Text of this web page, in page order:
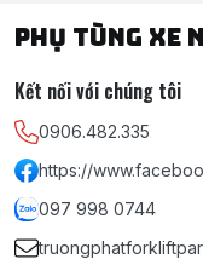
PHỤ TÙNG XE
Kết nối với chúng tôi
0906.482.335
https://
097 998 0744